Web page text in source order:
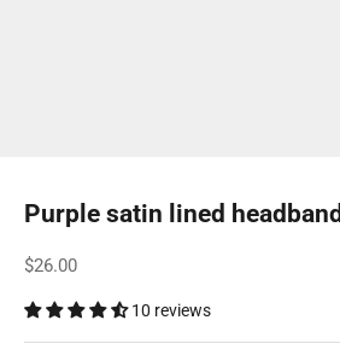
Purple satin lined headband
Sale price
$26.00
10 reviews